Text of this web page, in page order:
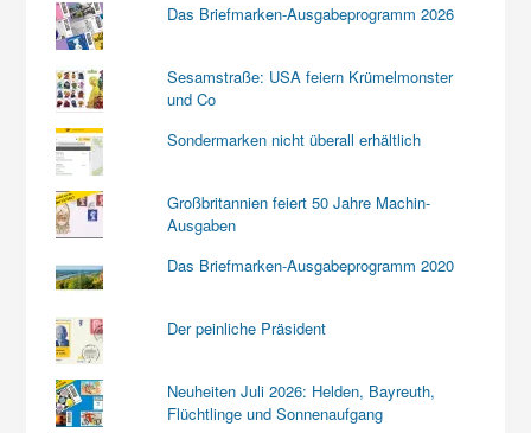
Das Briefmarken-Ausgabeprogramm 2026
Sesamstraße: USA feiern Krümelmonster
und Co
Sondermarken nicht überall erhältlich
Großbritannien feiert 50 Jahre Machin-
Ausgaben
Das Briefmarken-Ausgabeprogramm 2020
Der peinliche Präsident
Neuheiten Juli 2026: Helden, Bayreuth,
Flüchtlinge und Sonnenaufgang